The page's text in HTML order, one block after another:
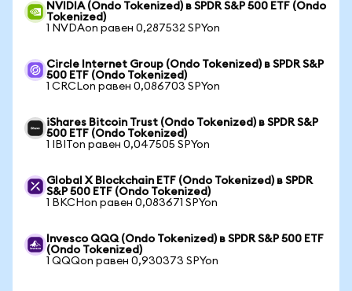
NVIDIA (Ondo Tokenized) в SPDR S&P 500 ETF (Ondo
Tokenized)
1 NVDAon равен 0,287532 SPYon
Circle Internet Group (Ondo Tokenized) в SPDR S&P
500 ETF (Ondo Tokenized)
1 CRCLon равен 0,086703 SPYon
iShares Bitcoin Trust (Ondo Tokenized) в SPDR S&P
500 ETF (Ondo Tokenized)
1 IBITon равен 0,047505 SPYon
Global X Blockchain ETF (Ondo Tokenized) в SPDR
S&P 500 ETF (Ondo Tokenized)
1 BKCHon равен 0,083671 SPYon
Invesco QQQ (Ondo Tokenized) в SPDR S&P 500 ETF
(Ondo Tokenized)
1 QQQon равен 0,930373 SPYon